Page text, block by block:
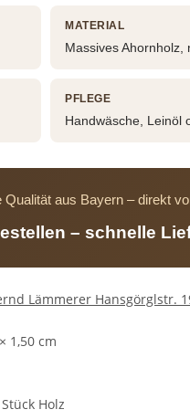
MATERIAL
Massives Ahornholz,
PFLEGE
Handwäsche, Leinöl
Qualität aus Bayern – direkt
– schnelle
Lämmerer Hansgörglstr.
1,50 cm
Holz